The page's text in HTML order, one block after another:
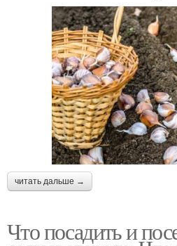
читать дальше →
Что посадить и